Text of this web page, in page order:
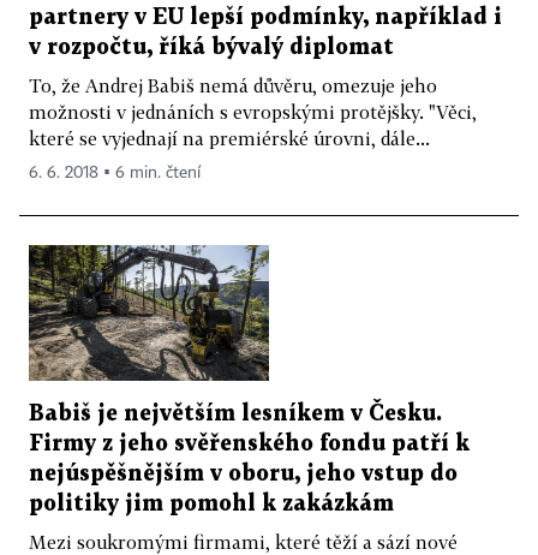
partnery v EU lepší podmínky, například i
v rozpočtu, říká bývalý diplomat
To, že Andrej Babiš nemá důvěru, omezuje jeho
možnosti v jednáních s evropskými protějšky. "Věci,
které se vyjednají na premiérské úrovni, dále...
6. 6. 2018 ▪ 6 min. čtení
Babiš je největším lesníkem v Česku.
Firmy z jeho svěřenského fondu patří k
nejúspěšnějším v oboru, jeho vstup do
politiky jim pomohl k zakázkám
Mezi soukromými firmami, které těží a sází nové